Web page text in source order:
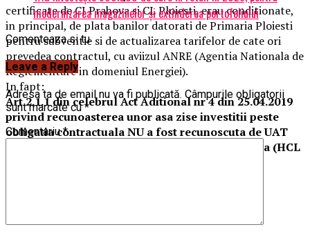
certificate de CJ Prahova si CL Ploiesti, erau conditionate,
in principal, de plata banilor datorati de Primaria Ploiesti
pentru subventie si de actualizarea tarifelor de cate ori
prevedea contractul, cu aviizul ANRE (Agentia Nationala de
Reglementare in domeniul Energiei).
In fapt:
Art 2.1.1 din celebrul Act Aditional nr 4 din 25.04.2019
privind recunoasterea unor asa zise investitii peste
obligatia contractuala NU a fost recunoscuta de UAT
Ploiesti si nici de Consiliul Local de la aceea data (HCL
modernizarea magazinelor și extinderea portofoliului
Comenteaza si tu
Leave a Reply
Adresa ta de email nu va fi publicată. Câmpurile obligatorii
sunt marcate cu*
Comentariu*